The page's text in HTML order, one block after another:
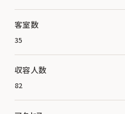
客室数
35
収容人数
82